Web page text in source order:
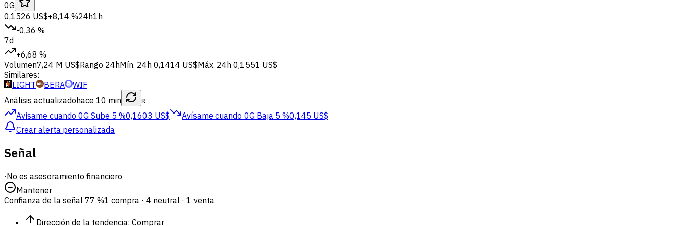
0G
0,1526 US$+8,14 %24h1h
-0,36 %
7d
+6,68 %
Volumen7,24 M US$Rango 24hMín. 24h 0,1414 US$Máx. 24h 0,1551 US$
Similares:
LIGHT
BERA
WIF
Análisis actualizadohace 10 min R
Avísame cuando 0G Sube 5 %0,1603 US$ Avísame cuando 0G Baja 5 %0,145 US$
Crear alerta personalizada
Señal
·No es asesoramiento financiero
Mantener
Confianza de la señal 77 %1 compra · 4 neutral · 1 venta
Dirección de la tendencia: Comprar